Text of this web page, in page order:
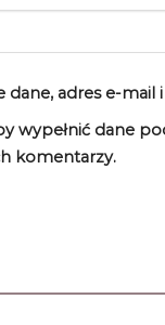
dane, adres e-mail
wypełnić dane
komentarzy.